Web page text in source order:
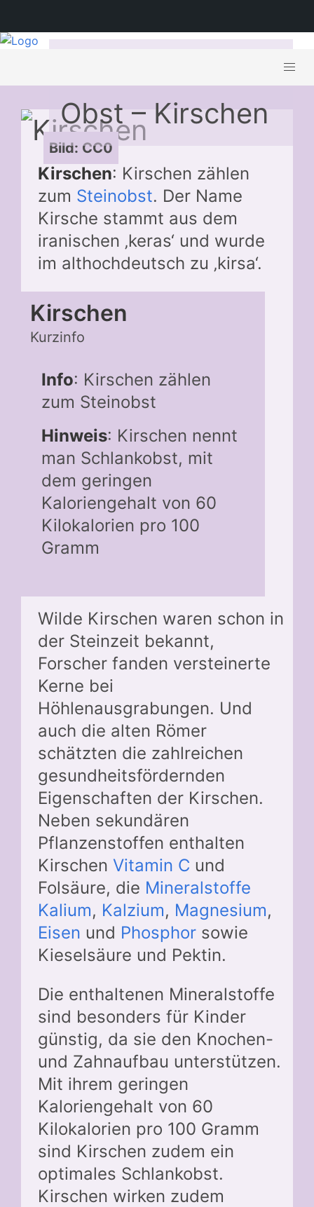
Bild: CC0
Obst – Kirschen
Kirschen: Kirschen zählen
zum Steinobst. Der Name
Kirsche stammt aus dem
iranischen ‚keras‘ und wurde
im althochdeutsch zu ‚kirsa‘.
Kirschen
Kurzinfo
Info: Kirschen zählen
zum Steinobst
Hinweis: Kirschen nennt
man Schlankobst, mit
dem geringen
Kaloriengehalt von 60
Kilokalorien pro 100
Gramm
Wilde Kirschen waren schon in
der Steinzeit bekannt,
Forscher fanden versteinerte
Kerne bei
Höhlenausgrabungen. Und
auch die alten Römer
schätzten die zahlreichen
gesundheitsfördernden
Eigenschaften der Kirschen.
Neben sekundären
Pflanzenstoffen enthalten
Kirschen Vitamin C und
Folsäure, die Mineralstoffe
Kalium, Kalzium, Magnesium,
Eisen und Phosphor sowie
Kieselsäure und Pektin.
Die enthaltenen Mineralstoffe
sind besonders für Kinder
günstig, da sie den Knochen-
und Zahnaufbau unterstützen.
Mit ihrem geringen
Kaloriengehalt von 60
Kilokalorien pro 100 Gramm
sind Kirschen zudem ein
optimales Schlankobst.
Kirschen wirken zudem